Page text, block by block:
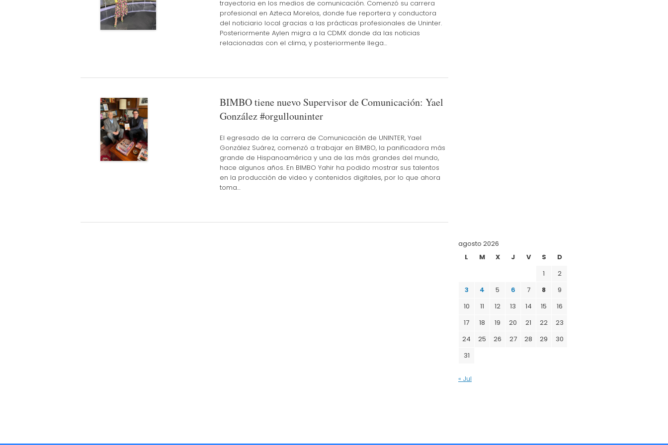
trayectoria en los medios de comunicación. Comenzó su carrera
profesional en Azteca Morelos, donde fue reportera y conductora
del noticiario local gracias a las prácticas profesionales de Uninter.
Posteriormente Aylen migra a la CDMX donde da las noticias
relacionadas con el clima, y posteriormente llega…
BIMBO tiene nuevo Supervisor de Comunicación: Yael
González #orgullouninter
El egresado de la carrera de Comunicación de UNINTER, Yael
González Suárez, comenzó a trabajar en BIMBO, la panificadora más
grande de Hispanoamérica y una de las más grandes del mundo,
hace algunos años. En BIMBO Yahir ha podido mostrar sus talentos
en la producción de video y contenidos digitales, por lo que ahora
toma…
agosto 2026
L
M X J V S
D
1
2
3
4 5 6 7 8
9
10
11 12 13 14 15
16
17
18 19 20 21 22
23
24
25 26 27 28 29
30
31
« Jul